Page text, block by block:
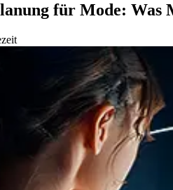
für Mode: Was